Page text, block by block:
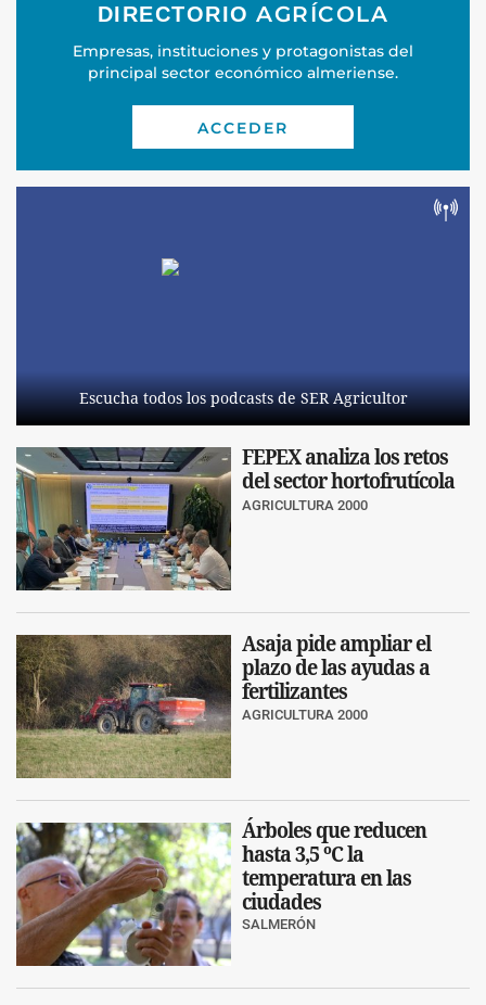
DIRECTORIO AGRÍCOLA
Empresas, instituciones y protagonistas del
principal sector económico almeriense.
ACCEDER
Escucha todos los podcasts de SER Agricultor
FEPEX analiza los retos
del sector hortofrutícola
AGRICULTURA 2000
Asaja pide ampliar el
plazo de las ayudas a
fertilizantes
AGRICULTURA 2000
Árboles que reducen
hasta 3,5 ºC la
temperatura en las
ciudades
SALMERÓN